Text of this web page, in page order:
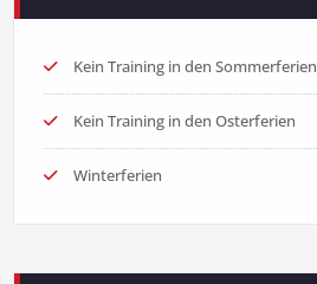
Kein Training in den Sommerferien
Kein Training in den Osterferien
Winterferien